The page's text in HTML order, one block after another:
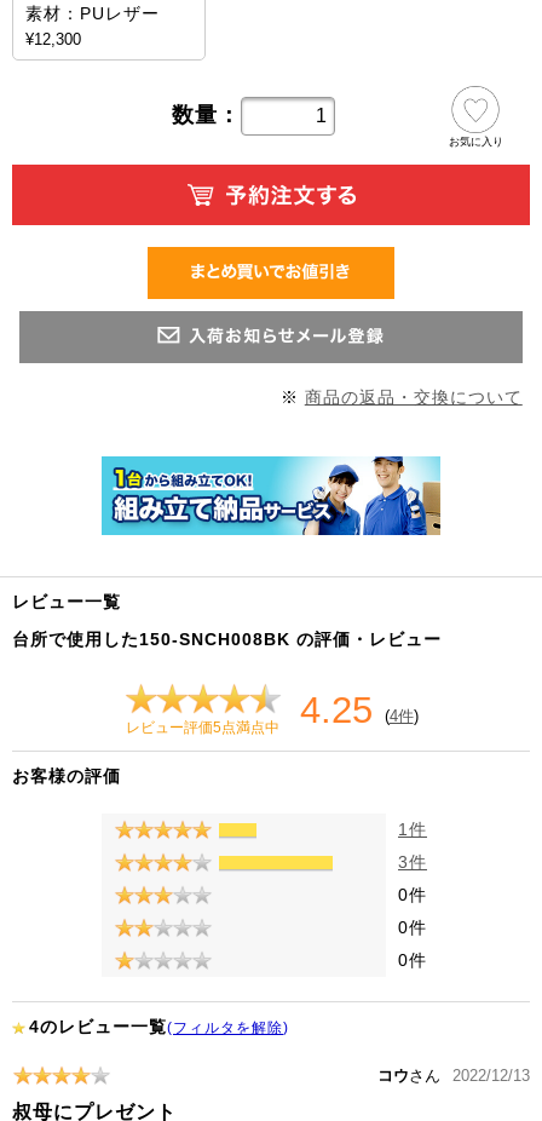
素材：PUレザー
¥12,300
数量：
お気に入り
※ 商品の返品・交換について
レビュー一覧
台所で使用した150-SNCH008BK の評価・レビュー
レビュー評価5点満点中 4.25 (4件)
お客様の評価
1件
3件
0件
0件
0件
4のレビュー一覧(フィルタを解除)
コウさん 2022/12/13
叔母にプレゼント